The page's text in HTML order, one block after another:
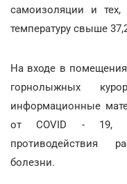
самоизоляции и
температуру свыше
На входе в помещения
горнолыжных
информационные
от COVID - 19,
противодействия
болезни.